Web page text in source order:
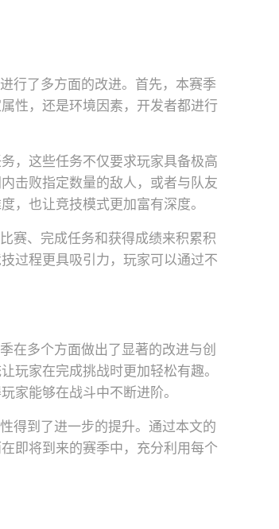
行了多方面的改进。首先，本赛季
性，还是环境因素，开发者都进行
，这些任务不仅要求玩家具备极高
击败指定数量的敌人，或者与队友
，也让竞技模式更加富有深度。
赛、完成任务和获得成绩来积累积
过程更具吸引力，玩家可以通过不
在多个方面做出了显著的改进与创
玩家在完成挑战时更加轻松有趣。
家能够在战斗中不断进阶。
得到了进一步的提升。通过本文的
即将到来的赛季中，充分利用每个